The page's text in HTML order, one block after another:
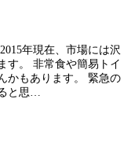
年現在、市場には沢
す。 非常食や簡易トイ
かもあります。 緊急の
と思…